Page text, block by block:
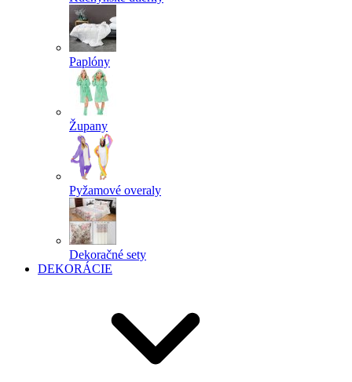
Paplóny
Župany
Pyžamové overaly
Dekoračné sety
DEKORÁCIE